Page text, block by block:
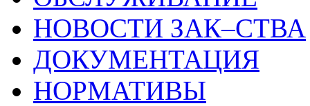
НОВОСТИ ЗАК–СТВА
ДОКУМЕНТАЦИЯ
НОРМАТИВЫ